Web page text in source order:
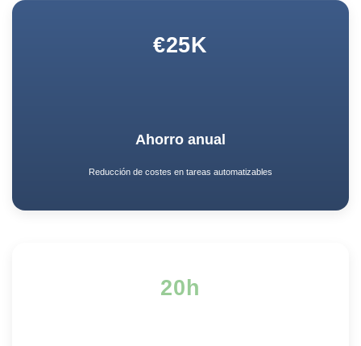
€25K
Ahorro anual
Reducción de costes en tareas automatizables
20h